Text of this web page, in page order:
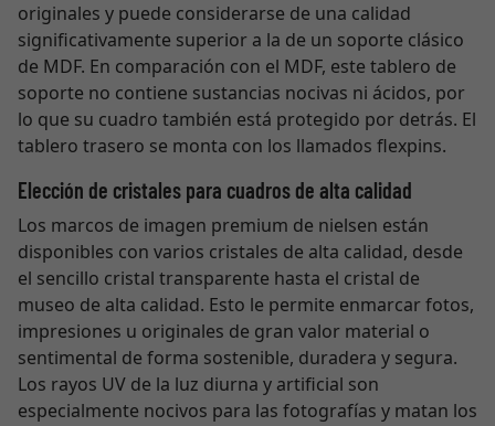
originales y puede considerarse de una calidad
significativamente superior a la de un soporte clásico
de MDF. En comparación con el MDF, este tablero de
soporte no contiene sustancias nocivas ni ácidos, por
lo que su cuadro también está protegido por detrás. El
tablero trasero se monta con los llamados flexpins.
Elección de cristales para cuadros de alta calidad
Los marcos de imagen premium de nielsen están
disponibles con varios cristales de alta calidad, desde
el sencillo cristal transparente hasta el cristal de
museo de alta calidad. Esto le permite enmarcar fotos,
impresiones u originales de gran valor material o
sentimental de forma sostenible, duradera y segura.
Los rayos UV de la luz diurna y artificial son
especialmente nocivos para las fotografías y matan los